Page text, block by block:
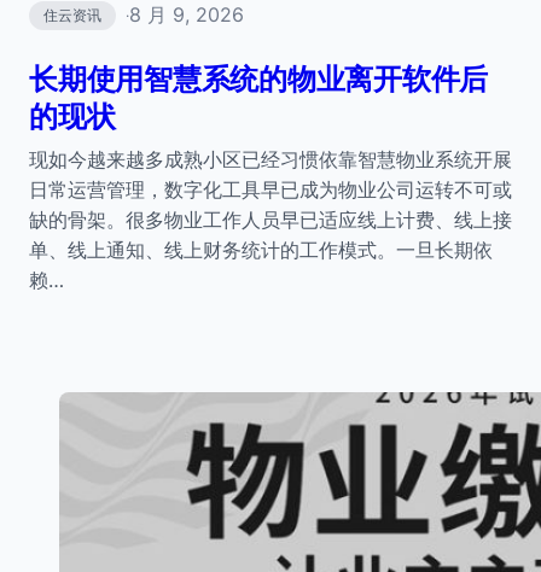
住云资讯 ·8 月 9, 2026
长期使用智慧系统的物业离开软件后
的现状
现如今越来越多成熟小区已经习惯依靠智慧物业系统开展
日常运营管理，数字化工具早已成为物业公司运转不可或
缺的骨架。很多物业工作人员早已适应线上计费、线上接
单、线上通知、线上财务统计的工作模式。一旦长期依
赖…